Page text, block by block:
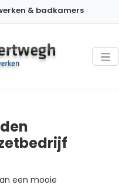
& badkamers
een mooie